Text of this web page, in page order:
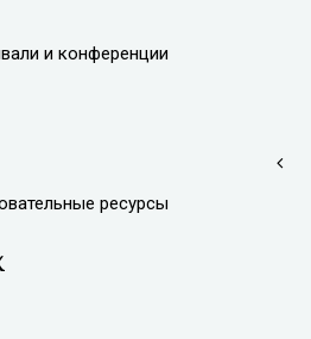
и конференции
ресурсы